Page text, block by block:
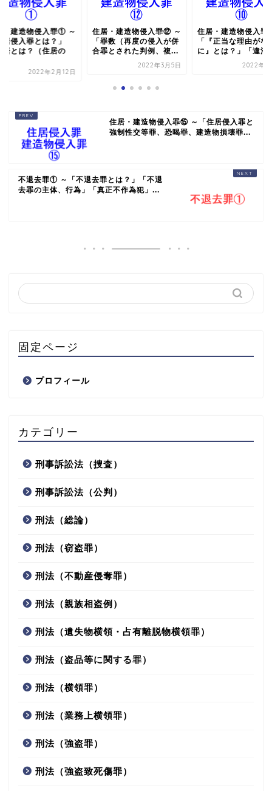
・建造物侵入罪① ～
居侵入罪とは？」
居とは？（住居の
2022年2月12日
住居・建造物侵入罪⑫ ～
「罪数（再度の侵入が併
合罪とされた判例、複...
2022年3月5日
住居・建造物侵入
「『正当な理由がな
に』とは？」「違法
2022年3
住居・建造物侵入罪⑮ ～「住居侵入罪と
強制性交等罪、恐喝罪、建造物損壊罪...
不退去罪① ～「不退去罪とは？」「不退
去罪の主体、行為」「真正不作為犯」...
固定ページ
プロフィール
カテゴリー
刑事訴訟法（捜査）
刑事訴訟法（公判）
刑法（総論）
刑法（窃盗罪）
刑法（不動産侵奪罪）
刑法（親族相盗例）
刑法（遺失物横領・占有離脱物横領罪）
刑法（盗品等に関する罪）
刑法（横領罪）
刑法（業務上横領罪）
刑法（強盗罪）
刑法（強盗致死傷罪）